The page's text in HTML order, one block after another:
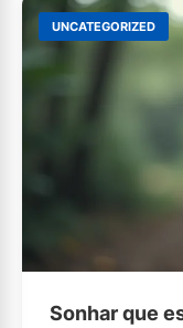
UNCATEGORIZED
Sonhar que